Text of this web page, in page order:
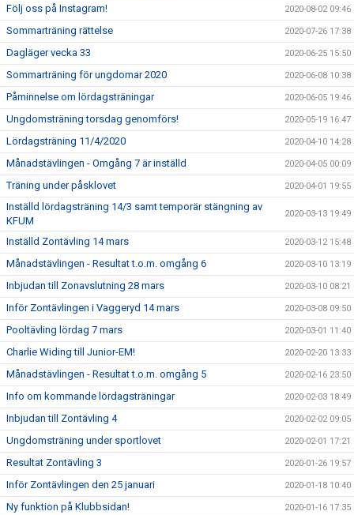
Följ oss på Instagram! 2020-08-02 09:46
Sommarträning rättelse 2020-07-26 17:38
Dagläger vecka 33 2020-06-25 15:50
Sommarträning för ungdomar 2020 2020-06-08 10:38
Påminnelse om lördagsträningar 2020-06-05 19:46
Ungdomsträning torsdag genomförs! 2020-05-19 16:47
Lördagsträning 11/4/2020 2020-04-10 14:28
Månadstävlingen - Omgång 7 är inställd 2020-04-05 00:09
Träning under påsklovet 2020-04-01 19:55
Inställd lördagsträning 14/3 samt temporär stängning av
KFUM
2020-03-13 19:49
Inställd Zontävling 14 mars 2020-03-12 15:48
Månadstävlingen - Resultat t.o.m. omgång 6 2020-03-10 13:19
Inbjudan till Zonavslutning 28 mars 2020-03-10 08:21
Inför Zontävlingen i Vaggeryd 14 mars 2020-03-08 09:50
Pooltävling lördag 7 mars 2020-03-01 11:40
Charlie Widing till Junior-EM! 2020-02-20 13:33
Månadstävlingen - Resultat t.o.m. omgång 5 2020-02-16 23:50
Info om kommande lördagsträningar 2020-02-03 18:49
Inbjudan till Zontävling 4 2020-02-02 09:05
Ungdomsträning under sportlovet 2020-02-01 17:21
Resultat Zontävling 3 2020-01-26 19:57
Inför Zontävlingen den 25 januari 2020-01-18 10:40
Ny funktion på Klubbsidan! 2020-01-16 17:35